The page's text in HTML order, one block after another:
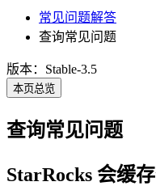
常见问题解答
查询常见问题
版本：Stable-3.5
本页总览
查询常见问题
StarRocks 会缓